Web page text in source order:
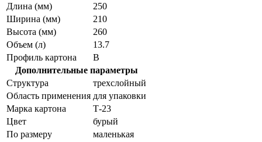
Длина (мм)
250
Ширина (мм)
210
Высота (мм)
260
Объем (л)
13.7
Профиль картона
В
Дополнительные параметры
Структура
трехслойный
Область применения для упаковки
Марка картона
Т-23
Цвет
бурый
По размеру
маленькая